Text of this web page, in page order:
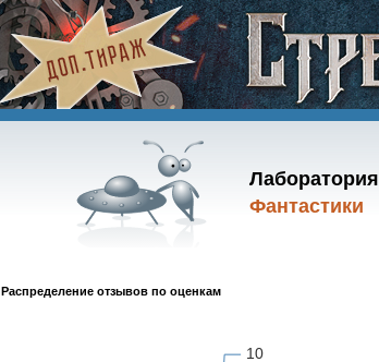
Лаборатория
Фантастики
Распределение отзывов по оценкам